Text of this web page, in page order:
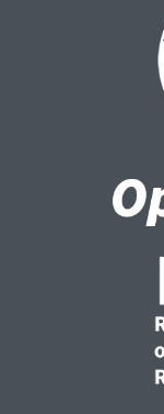
груп:
серед
відсоток
цих груп
овочевих
Solanaceae
еколого-